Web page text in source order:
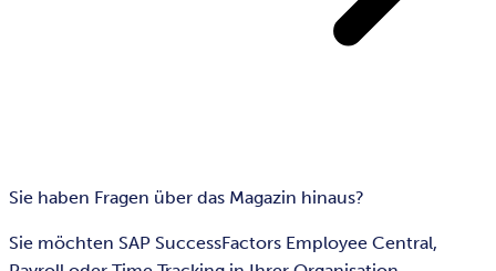
Sie haben Fragen über das Magazin hinaus?
Sie möchten SAP SuccessFactors Employee Central,